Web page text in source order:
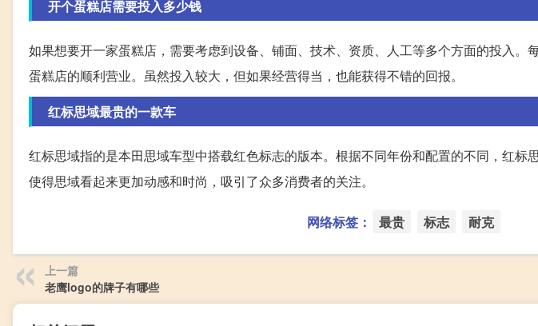
开个蛋糕店需要投入多少钱
如果想要开一家蛋糕店，需要考虑到设备、铺面、技术、资质、人工等多个方面的投入。
蛋糕店的顺利营业。虽然投入较大，但如果经营得当，也能获得不错的回报。
红标思域最贵的一款车
红标思域指的是本田思域车型中搭载红色标志的版本。根据不同年份和配置的不同，红标
使得思域看起来更加动感和时尚，吸引了众多消费者的关注。
网络标签： 最贵 标志 耐克
上一篇
老鹰logo的牌子有哪些